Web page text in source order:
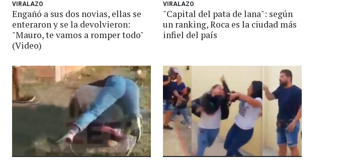
VIRALAZO
Engañó a sus dos novias, ellas se
enteraron y se la devolvieron:
"Mauro, te vamos a romper todo"
(Video)
VIRALAZO
"Capital del pata de lana": según
un ranking, Roca es la ciudad más
infiel del país